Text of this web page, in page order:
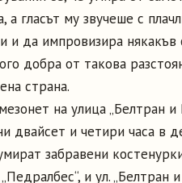
а гласът му звучеше с
да импровизира някакъв
добра от такова
страна.
на улица „Белтран и
двайсет и четири часа в
забравени
и ул. „Белтран